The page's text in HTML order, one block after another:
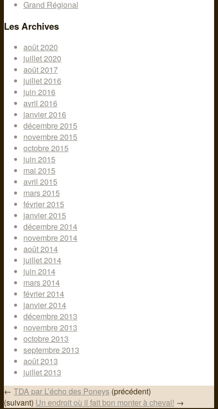
Grand Régional
Les Archives
août 2020
juillet 2020
août 2017
juillet 2016
juin 2016
avril 2016
janvier 2016
décembre 2015
novembre 2015
octobre 2015
juin 2015
mai 2015
avril 2015
mars 2015
février 2015
janvier 2015
décembre 2014
novembre 2014
août 2014
juillet 2014
juin 2014
mars 2014
février 2014
janvier 2014
décembre 2013
novembre 2013
octobre 2013
septembre 2013
août 2013
juillet 2013
← TDA par L’écho des Poneys (précédent)
(suivant) Un endroit où il fait bon monter à cheval! →